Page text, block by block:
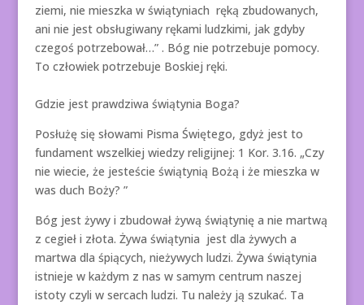
ziemi, nie mieszka w świątyniach ręką zbudowanych,
ani nie jest obsługiwany rękami ludzkimi, jak gdyby
czegoś potrzebował…” . Bóg nie potrzebuje pomocy.
To człowiek potrzebuje Boskiej ręki.
Gdzie jest prawdziwa świątynia Boga?
Posłużę się słowami Pisma Świętego, gdyż jest to
fundament wszelkiej wiedzy religijnej: 1 Kor. 3.16. „Czy
nie wiecie, że jesteście świątynią Bożą i że mieszka w
was duch Boży? ”
Bóg jest żywy i zbudował żywą świątynię a nie martwą
z cegieł i złota. Żywa świątynia jest dla żywych a
martwa dla śpiących, nieżywych ludzi. Żywa świątynia
istnieje w każdym z nas w samym centrum naszej
istoty czyli w sercach ludzi. Tu należy ją szukać. Ta